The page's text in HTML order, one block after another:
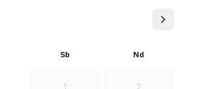
Sb Nd
1 2